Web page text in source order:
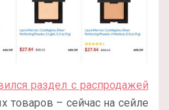
раздел с распродажей
товаров – сейчас на сейле